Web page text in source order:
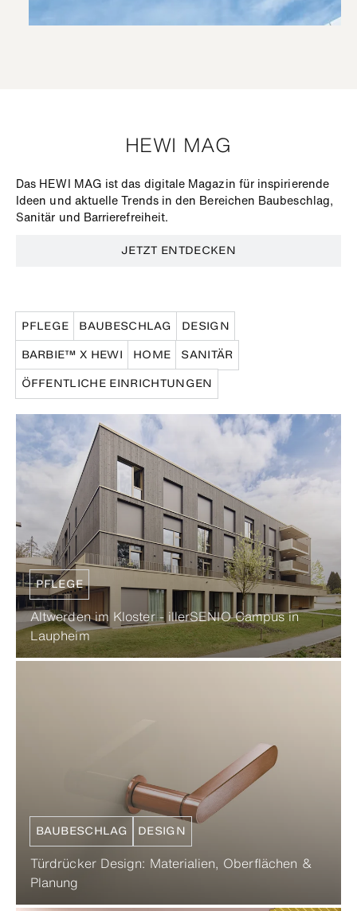
HEWI MAG
Das HEWI MAG ist das digitale Magazin für inspirierende
Ideen und aktuelle Trends in den Bereichen Baubeschlag,
Sanitär und Barrierefreiheit.
JETZT ENTDECKEN
PFLEGE BAUBESCHLAG
DESIGN
BARBIE™ X HEWI
HOME
SANITÄR
ÖFFENTLICHE EINRICHTUNGEN
PFLEGE
Altwerden im Kloster - illerSENIO Campus in
Laupheim
BAUBESCHLAG DESIGN
Türdrücker Design: Materialien, Oberflächen &
Planung